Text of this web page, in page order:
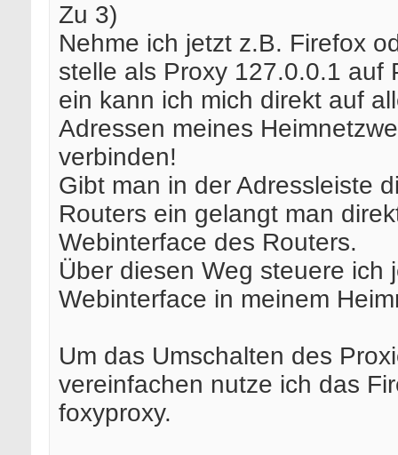
Zu 3)
Nehme ich jetzt z.B. Firefox
stelle als Proxy 127.0.0.1 auf
ein kann ich mich direkt auf
Adressen meines
verbinden!
Gibt man in der Adressleiste
Routers ein gelangt man
Webinterface des Routers.
Über diesen Weg steuere ich
Webinterface in meinem
Um das Umschalten des
vereinfachen nutze ich das
foxyproxy.